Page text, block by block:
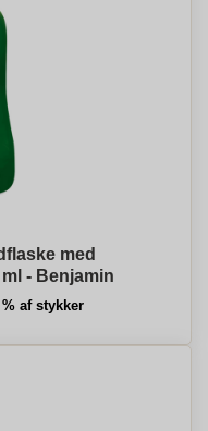
med
- Benjamin
af stykker